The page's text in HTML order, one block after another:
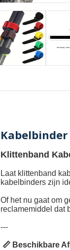
Klittenband
Laat klittenband
kabelbinders zijn
Of het nu gaat om
reclamemiddel dat
---
📏 Beschikbare